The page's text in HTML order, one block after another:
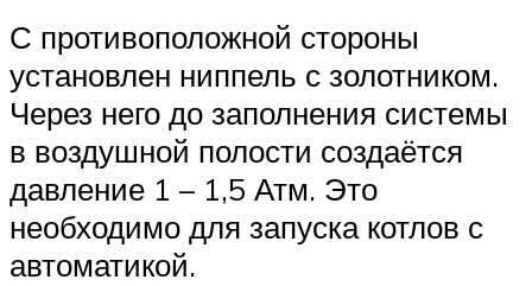
С противоположной стороны
установлен ниппель с золотником.
Через него до заполнения системы
в воздушной полости создаётся
давление 1 – 1,5 Атм. Это
необходимо для запуска котлов с
автоматикой.